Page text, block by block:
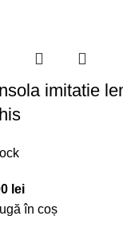
imitatie
lei
în coș